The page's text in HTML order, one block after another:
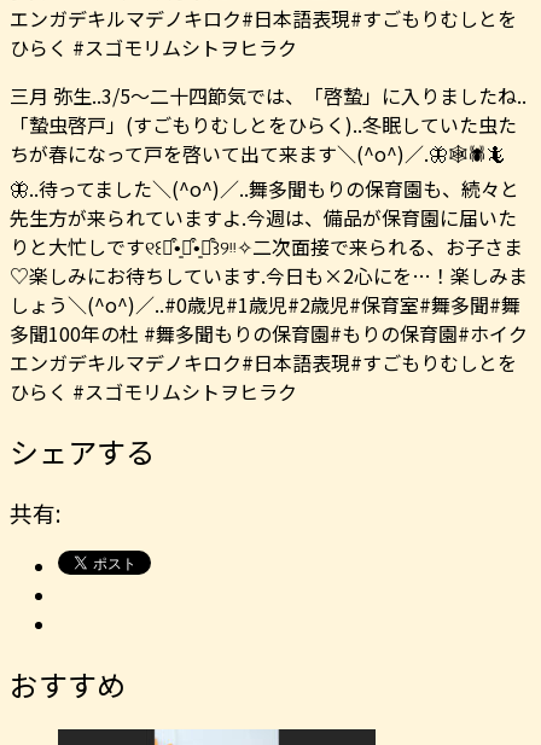
三月 弥生..3/5〜二十四節気では、「啓蟄」に入りましたね..
「蟄虫啓戸」(すごもりむしとをひらく)..冬眠していた虫た
ちが春になって戸を啓いて出て来ます＼(^o^)／.🦋🕸🕷🦎
🦋..待ってました＼(^o^)／..舞多聞もりの保育園も、続々と
先生方が来られていますよ︎.今週は、備品が保育園に届いた
りと大忙しです୧꒰๑͒•͈ꇵ͒•͈๑͒꒱୨ᵎᵎ✧二次面接で来られる、お子さま
♡楽しみにお待ちしています.今日も︎×2心にを…！楽しみま
しょう＼(^o^)／..#0歳児#1歳児#2歳児#保育室#舞多聞#舞
多聞100年の杜 #舞多聞もりの保育園#もりの保育園#ホイク
エンガデキルマデノキロク#日本語表現#すごもりむしとを
ひらく #スゴモリムシトヲヒラク
シェアする
共有:
おすすめ